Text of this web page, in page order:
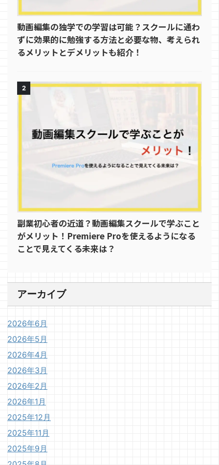
動画編集の独学での学習は可能？スクールに通わ
ずに効果的に勉強する方法と必要な物、考えられ
るメリットとデメリットも紹介！
2
副業初心者の近道？動画編集スクールで学ぶこと
がメリット！Premiere Proを使えるようになる
ことで見えてくる未来は？
アーカイブ
2026年6月
2026年5月
2026年4月
2026年3月
2026年2月
2026年1月
2025年12月
2025年11月
2025年9月